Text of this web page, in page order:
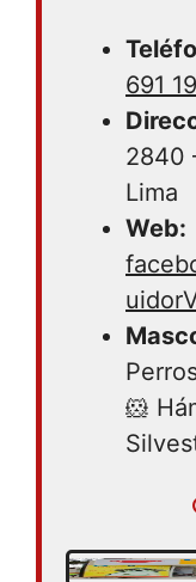
691
2840
Lima
Web:
🐹
Lunes 08:30
08:30 –